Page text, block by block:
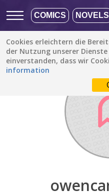
COMICS NOVELS
Cookies erleichtern die
der Nutzung unserer
einverstanden, dass wir
information
Entdecken / owencarrillo1098